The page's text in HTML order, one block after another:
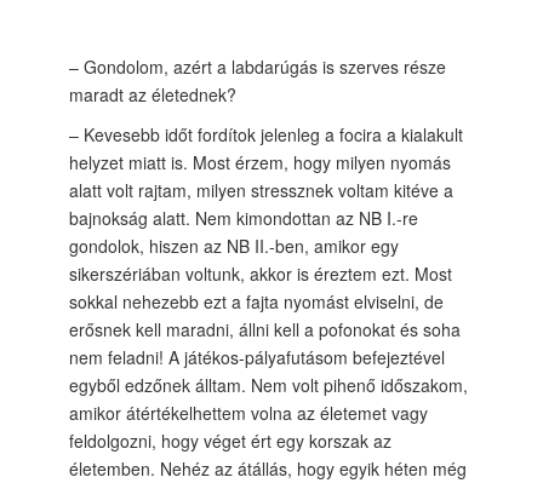
– Gondolom, azért a labdarúgás is szerves része
maradt az életednek?
– Kevesebb időt fordítok jelenleg a focira a kialakult
helyzet miatt is. Most érzem, hogy milyen nyomás
alatt volt rajtam, milyen stressznek voltam kitéve a
bajnokság alatt. Nem kimondottan az NB I.-re
gondolok, hiszen az NB II.-ben, amikor egy
sikerszériában voltunk, akkor is éreztem ezt. Most
sokkal nehezebb ezt a fajta nyomást elviselni, de
erősnek kell maradni, állni kell a pofonokat és soha
nem feladni! A játékos-pályafutásom befejeztével
egyből edzőnek álltam. Nem volt pihenő időszakom,
amikor átértékelhettem volna az életemet vagy
feldolgozni, hogy véget ért egy korszak az
életemben. Nehéz az átállás, hogy egyik héten még